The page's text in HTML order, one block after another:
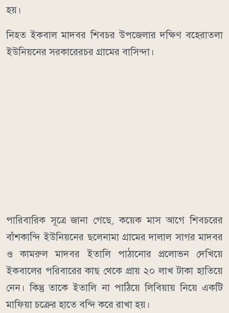
হয়।
নিহত ইকবাল মাদবর শিবচর উপজেলার দক্ষিণ বহেরাতলা
ইউনিয়নের সরকারেরচর গ্রামের বাসিন্দা।
পারিবারিক সূত্রে জানা গেছে, কয়েক মাস আগে শিবচরের
বাঁশকান্দি ইউনিয়নের ছলেনামা গ্রামের দালাল সাগর মাদবর
ও কামরুল মাদবর ইতালি পাঠানোর প্রলোভন দেখিয়ে
ইকবালের পরিবারের কাছ থেকে প্রায় ২০ লাখ টাকা হাতিয়ে
নেন। কিন্তু তাকে ইতালি না পাঠিয়ে লিবিয়ায় নিয়ে একটি
মাফিয়া চক্রের হাতে বন্দি করে রাখা হয়।